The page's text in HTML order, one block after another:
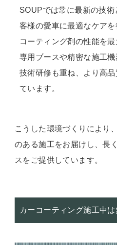
SOUPでは常に最新の技
客様の愛車に最適なケア
コーティング剤の性能を最
専用ブースや精密な施工
技術研修も重ね、より高
ています。
こうした環境づくりにより
のある施工をお届けし、長
スをご提供しています。
カーコーティング施工中